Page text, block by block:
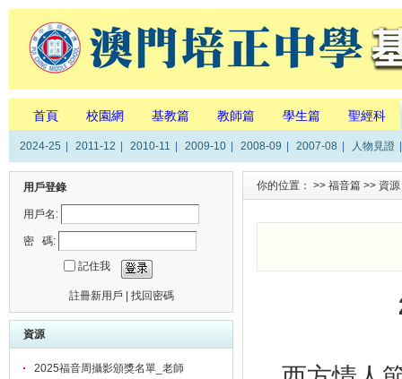
首頁 校園網 基教篇 教師篇 學生篇 聖經科
2024-25 2011-12 2010-11 2009-10 2008-09 2007-08 人物見證
用戶登錄
用戶名:
密 碼:
記住我
註冊新用戶 找回密碼
資源
2025福音周攝影頒獎名單_老師
你的位置： >> 福音篇 >> 資源